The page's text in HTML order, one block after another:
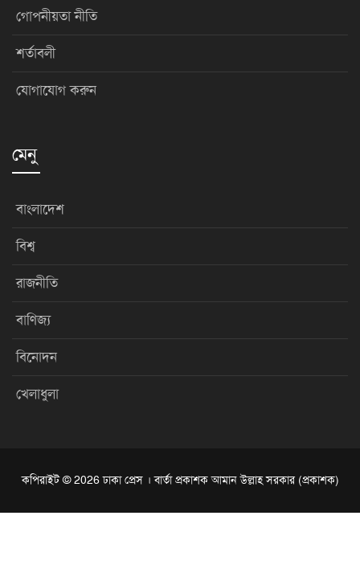
গোপনীয়তা নীতি
শর্তাবলী
যোগাযোগ করুন
মেনু
বাংলাদেশ
বিশ্ব
রাজনীতি
বাণিজ্য
বিনোদন
খেলাধুলা
কপিরাইট © 2026 ঢাকা প্রেস । বার্তা প্রকাশক আমান উল্লাহ সরকার (প্রকাশক)